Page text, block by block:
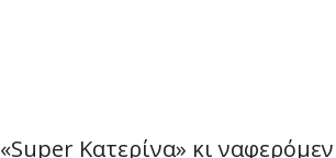
«Super Κατερίνα» κι